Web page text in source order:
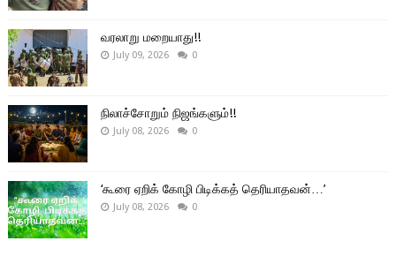
வரலாறு மறையாது!!
July 09, 2026 0
நிலாச்சோறும் நிஜங்களும்!!
July 08, 2026 0
‘கூரை ஏறிக் கோழி பிடிக்கத் தெரியாதவன்…’
July 08, 2026 0